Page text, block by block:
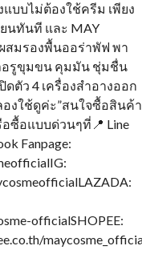
แบบไม่ต้องใช้ครีม เพียง
นทันที และ MAY
ผสมรองพื้นออร่าพัฟ พา
ลอรูขุมขน คุมมัน ชุ่มชื่น
ตัว 4 เครื่องสำอางออก
งใช้ดูค่ะ”สนใจซื้อสินค้า
ซื้อแบบด่วนๆที่📍 Line
Fanpage:
officialSHOPEE: